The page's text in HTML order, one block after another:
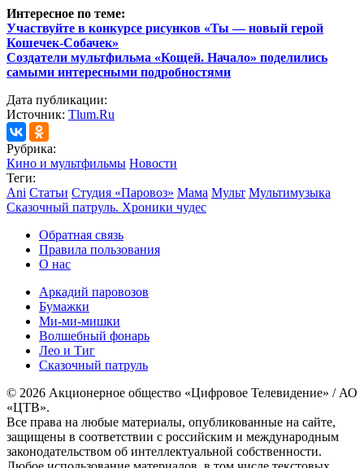
Интересное по теме:
Участвуйте в конкурсе рисунков «Ты — новый герой
Кошечек-Собачек»
Создатели мультфильма «Кощей. Начало» поделились
самыми интересными подробностями
Дата публикации:
Источник: Tlum.Ru
Рубрика:
Кино и мультфильмы Новости
Теги:
Ani Статьи Студия «Паровоз» Мама Мульт Мультимузыка
Сказочный патруль. Хроники чудес
Обратная связь
Правила пользования
О нас
Аркадий паровозов
Бумажки
Ми-ми-мишки
Волшебный фонарь
Лео и Тиг
Сказочный патруль
© 2026 Акционерное общество «Цифровое Телевидение» / АО
«ЦТВ».
Все права на любые материалы, опубликованные на сайте,
защищены в соответствии с российским и международным
законодательством об интеллектуальной собственности.